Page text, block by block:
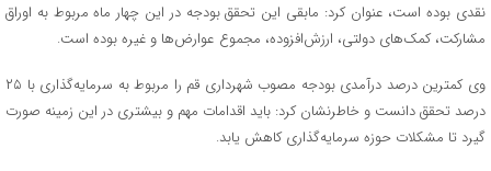
نقدی بوده است، عنوان کرد: مابقی این تحقق بودجه در این چهار ماه مربوط به اوراق
مشارکت، کمک‌های دولتی، ارزش‌افزوده، مجموع عوارض‌ها و غیره بوده است.
وی کمترین درصد درآمدی بودجه مصوب شهرداری قم را مربوط به سرمایه‌گذاری با ۲۵
درصد تحقق دانست و خاطرنشان کرد: باید اقدامات مهم و بیشتری در این زمینه صورت
گیرد تا مشکلات حوزه سرمایه‌گذاری کاهش یابد.